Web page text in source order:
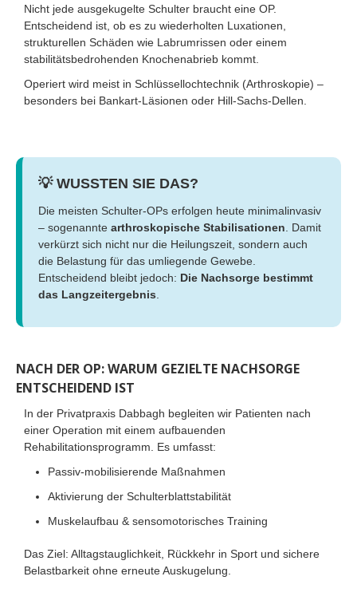
Nicht jede ausgekugelte Schulter braucht eine OP.
Entscheidend ist, ob es zu wiederholten Luxationen,
strukturellen Schäden wie Labrumrissen oder einem
stabilitätsbedrohenden Knochenabrieb kommt.
Operiert wird meist in Schlüssellochtechnik (Arthroskopie) –
besonders bei Bankart-Läsionen oder Hill-Sachs-Dellen.
💡 WUSSTEN SIE DAS?
Die meisten Schulter-OPs erfolgen heute minimalinvasiv
– sogenannte arthroskopische Stabilisationen . Damit
verkürzt sich nicht nur die Heilungszeit, sondern auch
die Belastung für das umliegende Gewebe.
Entscheidend bleibt jedoch: Die Nachsorge bestimmt
das Langzeitergebnis
NACH DER OP: WARUM GEZIELTE NACHSORGE
ENTSCHEIDEND IST
In der Privatpraxis Dabbagh begleiten wir Patienten nach
einer Operation mit einem aufbauenden
Rehabilitationsprogramm. Es umfasst:
Passiv-mobilisierende Maßnahmen
Aktivierung der Schulterblattstabilität
Muskelaufbau & sensomotorisches Training
Das Ziel: Alltagstauglichkeit, Rückkehr in Sport und sichere
Belastbarkeit ohne erneute Auskugelung.